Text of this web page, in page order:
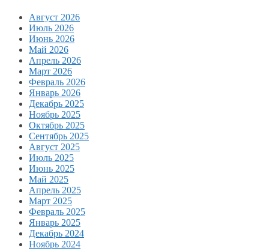
Август 2026
Июль 2026
Июнь 2026
Май 2026
Апрель 2026
Март 2026
Февраль 2026
Январь 2026
Декабрь 2025
Ноябрь 2025
Октябрь 2025
Сентябрь 2025
Август 2025
Июль 2025
Июнь 2025
Май 2025
Апрель 2025
Март 2025
Февраль 2025
Январь 2025
Декабрь 2024
Ноябрь 2024